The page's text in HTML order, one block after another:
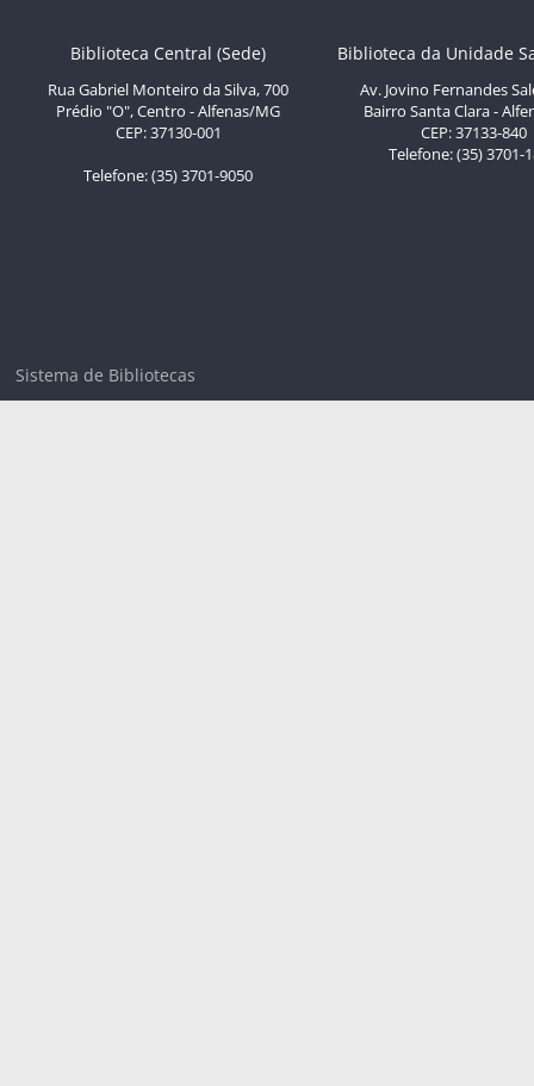
Biblioteca Central (Sede) Biblioteca da Unidade
Rua Gabriel Monteiro da Silva, 700
Prédio "O", Centro - Alfenas/MG
CEP: 37130-001
Telefone: (35) 3701-9050
Av. Jovino Fernandes
Bairro Santa Clara -
CEP: 37133-840
Telefone: (35) 3701-
Sistema de Bibliotecas